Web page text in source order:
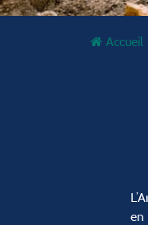
Accueil
en